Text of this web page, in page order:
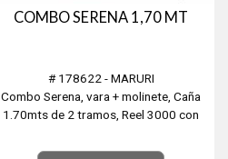
COMBO SERENA 1,70 MT
# 178622 - MARURI
Combo Serena, vara + molinete, Caña
1.70mts de 2 tramos, Reel 3000 con